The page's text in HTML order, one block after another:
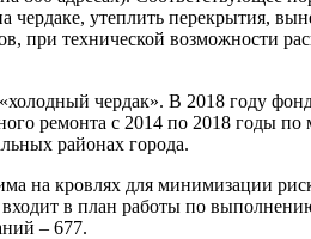
чердаке, утеплить перекрытия,
при технической возможности
чердак». В 2018 году
ремонта с 2014 по 2018 годы по
районах города.
на кровлях для минимизации
входит в план работы по
– 677.